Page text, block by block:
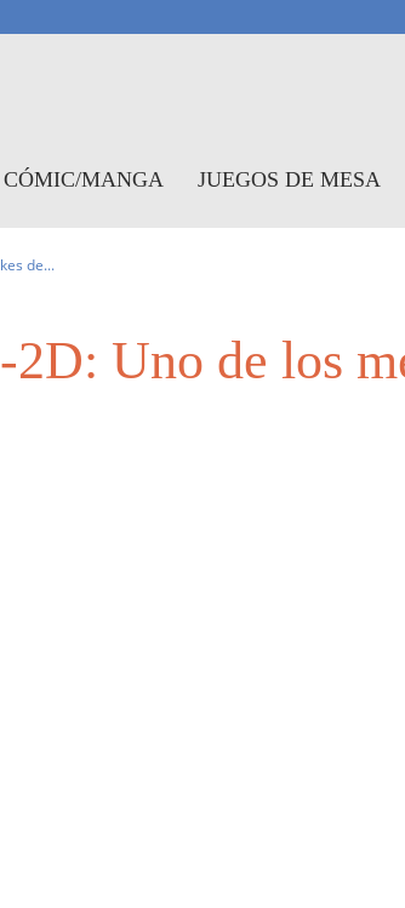
CÓMIC/MANGA JUEGOS DE MESA
de...
Uno de los